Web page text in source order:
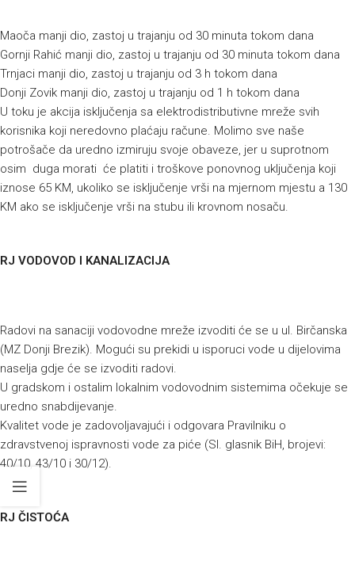
Maoča manji dio, zastoj u trajanju od 30 minuta tokom dana
Gornji Rahić manji dio, zastoj u trajanju od 30 minuta tokom dana
Trnjaci manji dio, zastoj u trajanju od 3 h tokom dana
Donji Zovik manji dio, zastoj u trajanju od 1 h tokom dana
U toku je akcija isključenja sa elektrodistributivne mreže svih
korisnika koji neredovno plaćaju račune. Molimo sve naše
potrošače da uredno izmiruju svoje obaveze, jer u suprotnom
osim duga morati će platiti i troškove ponovnog uključenja koji
iznose 65 KM, ukoliko se isključenje vrši na mjernom mjestu a 130
KM ako se isključenje vrši na stubu ili krovnom nosaču.
RJ VODOVOD I KANALIZACIJA
Radovi na sanaciji vodovodne mreže izvoditi će se u ul. Birčanska
(MZ Donji Brezik). Mogući su prekidi u isporuci vode u dijelovima
naselja gdje će se izvoditi radovi.
U gradskom i ostalim lokalnim vodovodnim sistemima očekuje se
uredno snabdijevanje.
Kvalitet vode je zadovoljavajući i odgovara Pravilniku o
zdravstvenoj ispravnosti vode za piće (Sl. glasnik BiH, brojevi:
40/10, 43/10 i 30/12).
RJ ČISTOĆA